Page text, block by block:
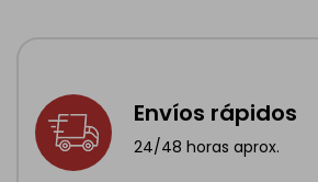
Envíos rápidos
24/48 horas aprox.